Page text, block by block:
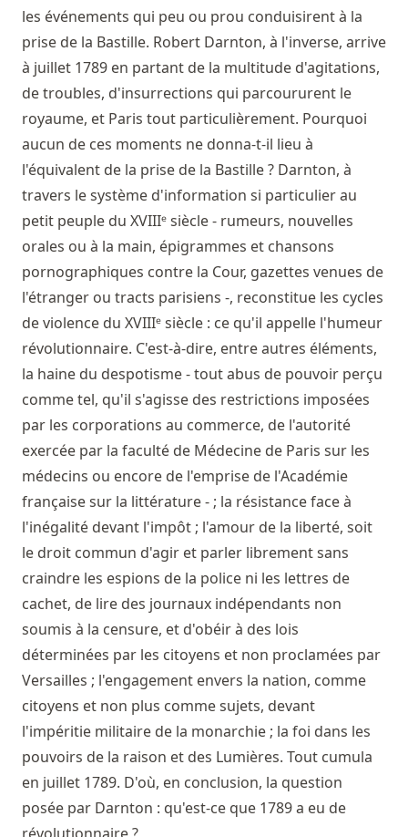
les événements qui peu ou prou conduisirent à la
prise de la Bastille. Robert Darnton, à l'inverse, arrive
à juillet 1789 en partant de la multitude d'agitations,
de troubles, d'insurrections qui parcoururent le
royaume, et Paris tout particulièrement. Pourquoi
aucun de ces moments ne donna-t-il lieu à
l'équivalent de la prise de la Bastille ? Darnton, à
travers le système d'information si particulier au
petit peuple du XVIIIᵉ siècle - rumeurs, nouvelles
orales ou à la main, épigrammes et chansons
pornographiques contre la Cour, gazettes venues de
l'étranger ou tracts parisiens -, reconstitue les cycles
de violence du XVIIIᵉ siècle : ce qu'il appelle l'humeur
révolutionnaire. C'est-à-dire, entre autres éléments,
la haine du despotisme - tout abus de pouvoir perçu
comme tel, qu'il s'agisse des restrictions imposées
par les corporations au commerce, de l'autorité
exercée par la faculté de Médecine de Paris sur les
médecins ou encore de l'emprise de l'Académie
française sur la littérature - ; la résistance face à
l'inégalité devant l'impôt ; l'amour de la liberté, soit
le droit commun d'agir et parler librement sans
craindre les espions de la police ni les lettres de
cachet, de lire des journaux indépendants non
soumis à la censure, et d'obéir à des lois
déterminées par les citoyens et non proclamées par
Versailles ; l'engagement envers la nation, comme
citoyens et non plus comme sujets, devant
l'impéritie militaire de la monarchie ; la foi dans les
pouvoirs de la raison et des Lumières. Tout cumula
en juillet 1789. D'où, en conclusion, la question
posée par Darnton : qu'est-ce que 1789 a eu de